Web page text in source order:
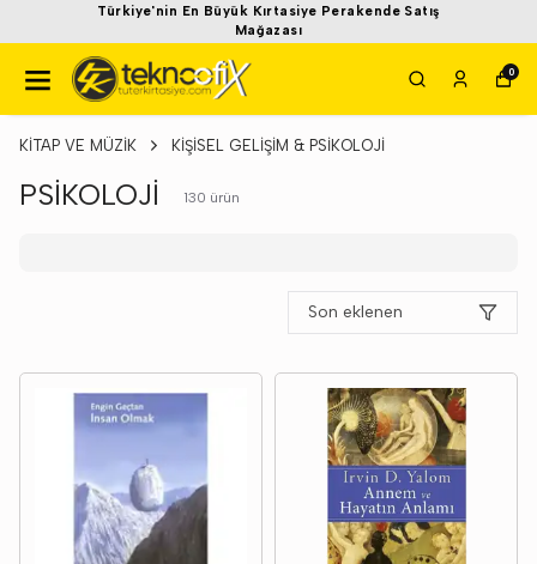
Türkiye'nin En Büyük Kırtasiye Perakende Satış
Mağazası
0
KİTAP VE MÜZİK KİŞİSEL GELİŞİM & PSİKOLOJİ
PSİKOLOJİ 130 ürün
Son eklenen